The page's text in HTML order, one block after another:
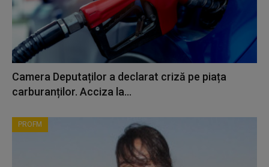
Camera Deputaților a declarat criză pe piața
carburanților. Acciza la...
PROFM